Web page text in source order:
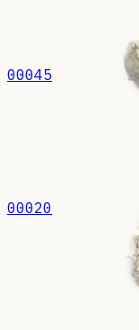
00045
00020